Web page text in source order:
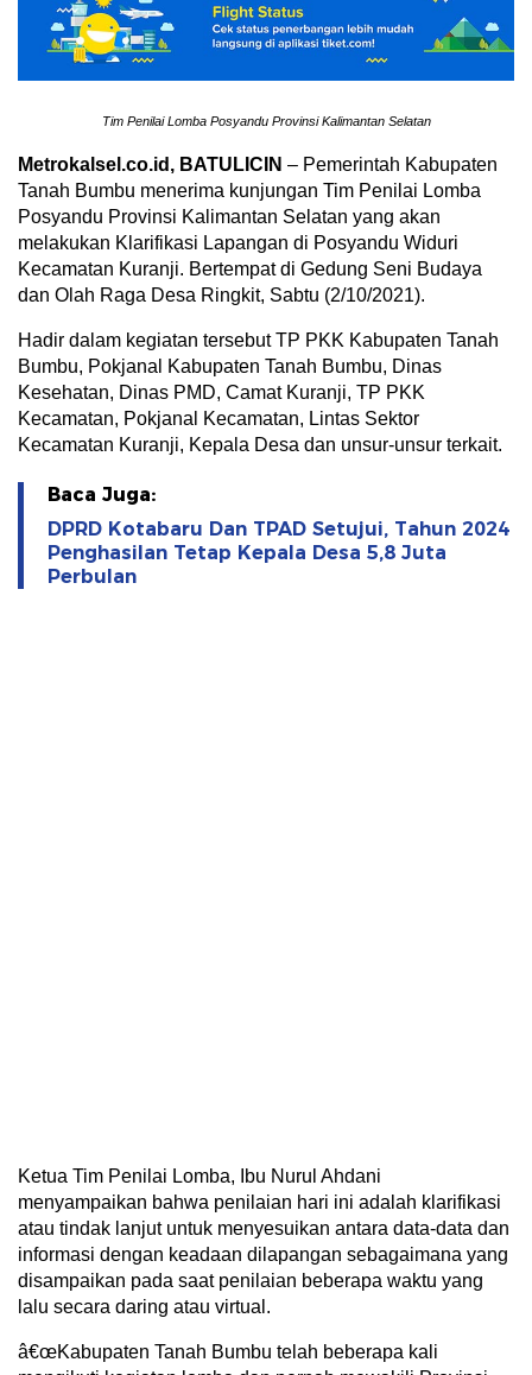
Tim Penilai Lomba Posyandu Provinsi Kalimantan Selatan
Metrokalsel.co.id, BATULICIN – Pemerintah Kabupaten
Tanah Bumbu menerima kunjungan Tim Penilai Lomba
Posyandu Provinsi Kalimantan Selatan yang akan
melakukan Klarifikasi Lapangan di Posyandu Widuri
Kecamatan Kuranji. Bertempat di Gedung Seni Budaya
dan Olah Raga Desa Ringkit, Sabtu (2/10/2021).
Hadir dalam kegiatan tersebut TP PKK Kabupaten Tanah
Bumbu, Pokjanal Kabupaten Tanah Bumbu, Dinas
Kesehatan, Dinas PMD, Camat Kuranji, TP PKK
Kecamatan, Pokjanal Kecamatan, Lintas Sektor
Kecamatan Kuranji, Kepala Desa dan unsur-unsur terkait.
Baca Juga:
DPRD Kotabaru Dan TPAD Setujui, Tahun 2024
Penghasilan Tetap Kepala Desa 5,8 Juta
Perbulan
Ketua Tim Penilai Lomba, Ibu Nurul Ahdani
menyampaikan bahwa penilaian hari ini adalah klarifikasi
atau tindak lanjut untuk menyesuikan antara data-data dan
informasi dengan keadaan dilapangan sebagaimana yang
disampaikan pada saat penilaian beberapa waktu yang
lalu secara daring atau virtual.
â€œKabupaten Tanah Bumbu telah beberapa kali